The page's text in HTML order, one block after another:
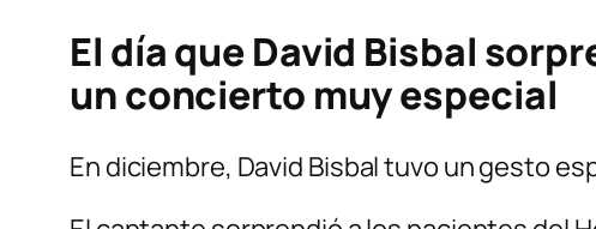
El día que David Bisbal
un concierto muy especial
En diciembre, David Bisbal tuvo un gesto